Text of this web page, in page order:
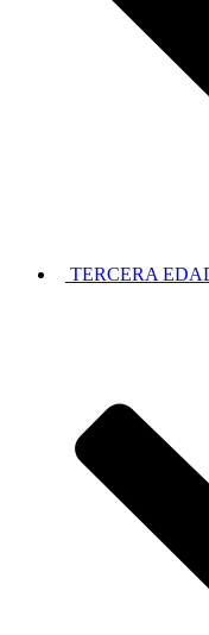
TERCERA